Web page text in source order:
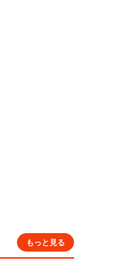
もっと見る